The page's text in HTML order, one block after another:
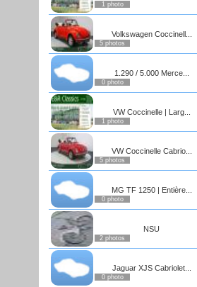
1 photo
Volkswagen Coccinell...
5 photos
1.290 / 5.000 Merce...
0 photo
VW Coccinelle | Larg...
1 photo
VW Coccinelle Cabrio...
5 photos
MG TF 1250 | Entière...
0 photo
NSU
2 photos
Jaguar XJS Cabriolet...
0 photo